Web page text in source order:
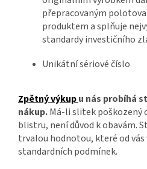
přepracovaným
produktem a splňuje
standardy investičního
Unikátní sériové číslo
Zpětný výkupu nás probíhá
nákup.Má-li slitek poškozený
blistru, není důvod k obavám.
trvalou hodnotou, které od vás
standardních podmínek.